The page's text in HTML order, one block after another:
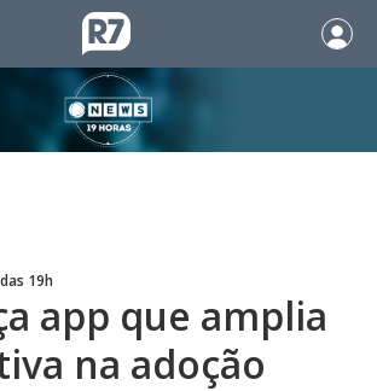
19h
app que amplia
na adoção